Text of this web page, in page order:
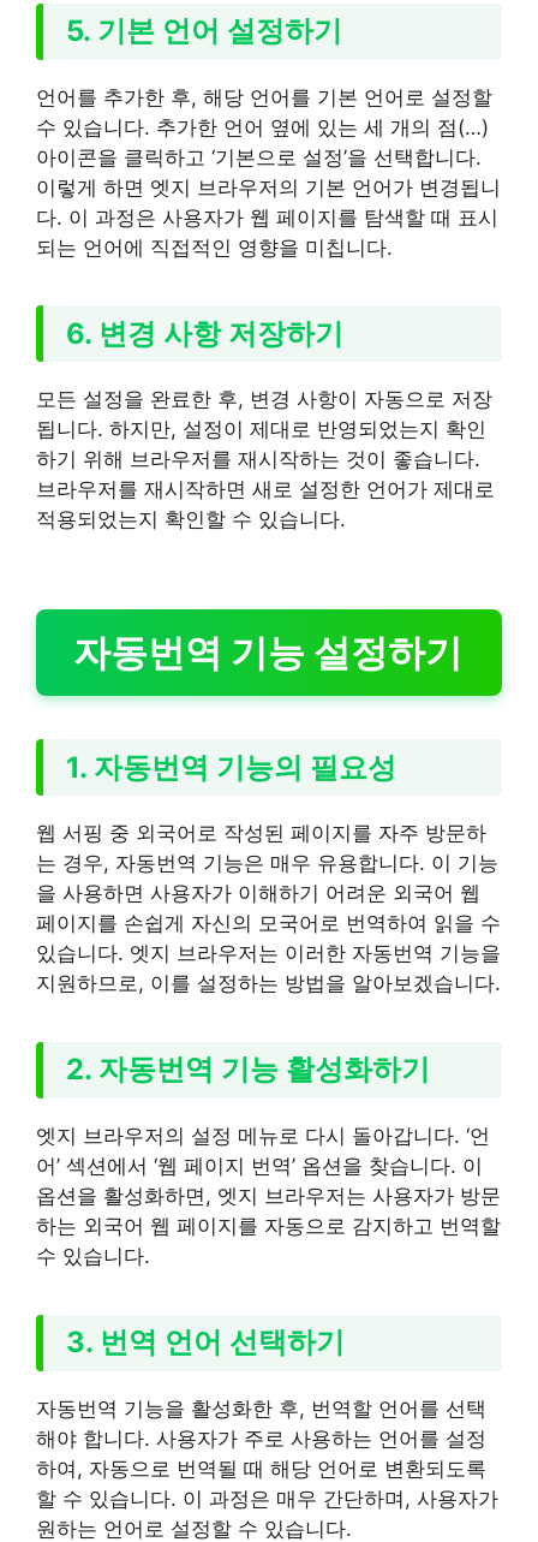
5. 기본 언어 설정하기
언어를 추가한 후, 해당 언어를 기본 언어로 설정할
수 있습니다. 추가한 언어 옆에 있는 세 개의 점(…)
아이콘을 클릭하고 ‘기본으로 설정’을 선택합니다.
이렇게 하면 엣지 브라우저의 기본 언어가 변경됩니
다. 이 과정은 사용자가 웹 페이지를 탐색할 때 표시
되는 언어에 직접적인 영향을 미칩니다.
6. 변경 사항 저장하기
모든 설정을 완료한 후, 변경 사항이 자동으로 저장
됩니다. 하지만, 설정이 제대로 반영되었는지 확인
하기 위해 브라우저를 재시작하는 것이 좋습니다.
브라우저를 재시작하면 새로 설정한 언어가 제대로
적용되었는지 확인할 수 있습니다.
자동번역 기능 설정하기
1. 자동번역 기능의 필요성
웹 서핑 중 외국어로 작성된 페이지를 자주 방문하
는 경우, 자동번역 기능은 매우 유용합니다. 이 기능
을 사용하면 사용자가 이해하기 어려운 외국어 웹
페이지를 손쉽게 자신의 모국어로 번역하여 읽을 수
있습니다. 엣지 브라우저는 이러한 자동번역 기능을
지원하므로, 이를 설정하는 방법을 알아보겠습니다.
2. 자동번역 기능 활성화하기
엣지 브라우저의 설정 메뉴로 다시 돌아갑니다. ‘언
어’ 섹션에서 ‘웹 페이지 번역’ 옵션을 찾습니다. 이
옵션을 활성화하면, 엣지 브라우저는 사용자가 방문
하는 외국어 웹 페이지를 자동으로 감지하고 번역할
수 있습니다.
3. 번역 언어 선택하기
자동번역 기능을 활성화한 후, 번역할 언어를 선택
해야 합니다. 사용자가 주로 사용하는 언어를 설정
하여, 자동으로 번역될 때 해당 언어로 변환되도록
할 수 있습니다. 이 과정은 매우 간단하며, 사용자가
원하는 언어로 설정할 수 있습니다.